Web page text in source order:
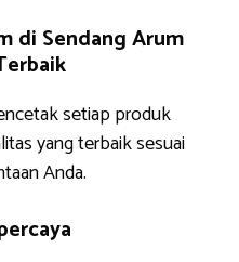
di Sendang Arum
setiap produk
yang terbaik sesuai
Anda.